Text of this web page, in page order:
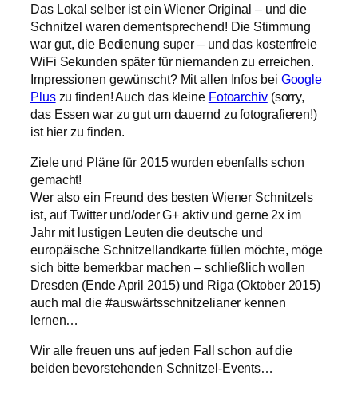
Das Lokal selber ist ein Wiener Original – und die
Schnitzel waren dementsprechend! Die Stimmung
war gut, die Bedienung super – und das kostenfreie
WiFi Sekunden später für niemanden zu erreichen.
Impressionen gewünscht? Mit allen Infos bei Google
Pluszu finden! Auch das kleine Fotoarchiv(sorry,
das Essen war zu gut um dauernd zu fotografieren!)
ist hier zu finden.
Ziele und Pläne für 2015 wurden ebenfalls schon
gemacht!
Wer also ein Freund des besten Wiener Schnitzels
ist, auf Twitter und/oder G+ aktiv und gerne 2x im
Jahr mit lustigen Leuten die deutsche und
europäische Schnitzellandkarte füllen möchte, möge
sich bitte bemerkbar machen – schließlich wollen
Dresden (Ende April 2015) und Riga (Oktober 2015)
auch mal die #auswärtsschnitzelianer kennen
lernen…
Wir alle freuen uns auf jeden Fall schon auf die
beiden bevorstehenden Schnitzel-Events…